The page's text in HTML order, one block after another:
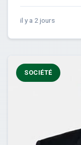
il y a 2 jours
SOCIÉTÉ